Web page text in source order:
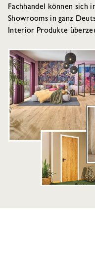
Fachhandel können sich
Showrooms in ganz
Interior Produkte